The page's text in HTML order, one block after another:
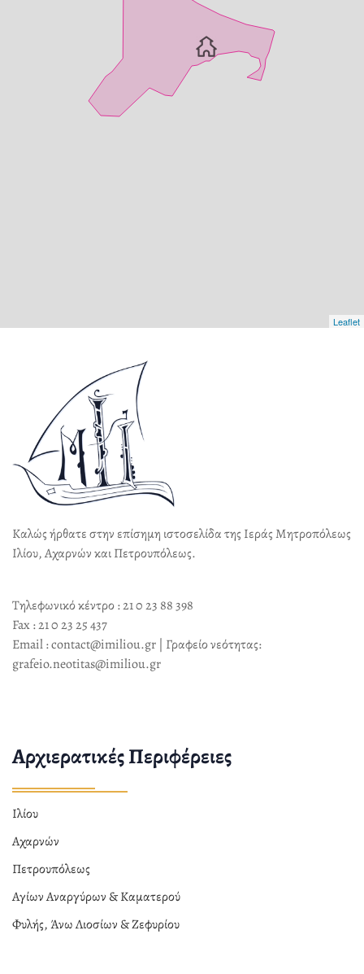
Leaflet
Καλώς ήρθατε στην επίσημη ιστοσελίδα της Ιεράς Μητροπόλεως
Ιλίου, Αχαρνών και Πετρουπόλεως.
Τηλεφωνικό κέντρο : 21 0 23 88 398
Fax : 21 0 23 25 437
Email : contact@imiliou.gr | Γραφείο νεότητας:
grafeio.neotitas@imiliou.gr
Αρχιερατικές Περιφέρειες
Ιλίου
Αχαρνών
Πετρουπόλεως
Αγίων Αναργύρων & Καματερού
Φυλής, Άνω Λιοσίων & Ζεφυρίου